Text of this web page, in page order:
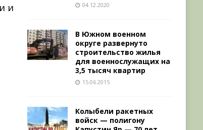
и
04.12.2020
В Южном военном
округе развернуто
строительство жилья
для военнослужащих на
3,5 тысяч квартир
15.06.2015
Колыбели ракетных
войск — полигону